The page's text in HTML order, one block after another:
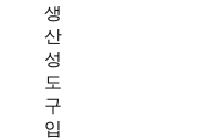
생
산
성
도
구
입